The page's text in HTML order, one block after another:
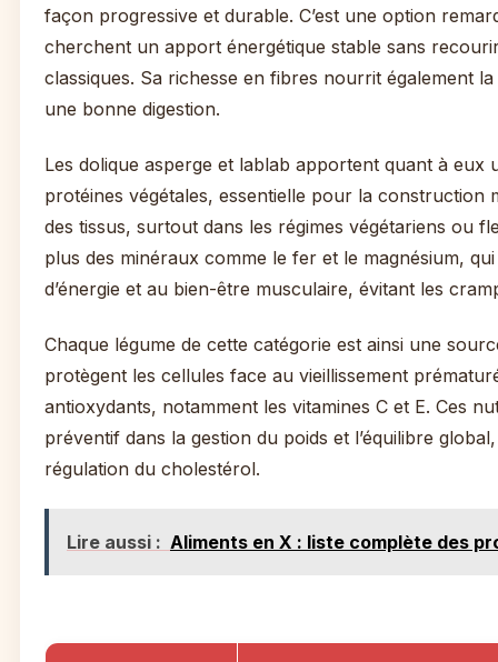
façon progressive et durable. C’est une option
cherchent un apport énergétique stable sans
classiques. Sa richesse en fibres nourrit également
une bonne digestion.
Les dolique asperge et lablab apportent quant à eux
protéines végétales, essentielle pour la construction
des tissus, surtout dans les régimes végétariens ou
plus des minéraux comme le fer et le magnésium,
d’énergie et au bien-être musculaire, évitant les
Chaque légume de cette catégorie est ainsi une
protègent les cellules face au vieillissement
antioxydants, notamment les vitamines C et E. Ces
préventif dans la gestion du poids et l’équilibre
régulation du cholestérol.
Lire aussi : Aliments en X : liste complète des